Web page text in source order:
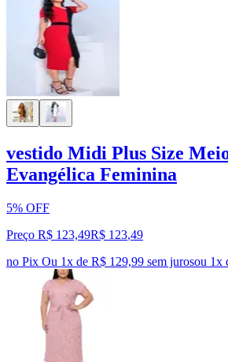
vestido Midi Plus Size
Evangélica Feminina
5% OFF
Preço R$ 123,49R$ 123,49
no Pix Ou 1x de R$ 129,99 sem jurosou 1x